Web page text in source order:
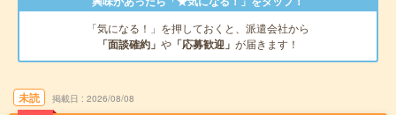
「気になる！」を押しておくと、派遣会社から
「面談確約」 や 「応募歓迎」 が届きます！
未読 掲載日 2026/08/08